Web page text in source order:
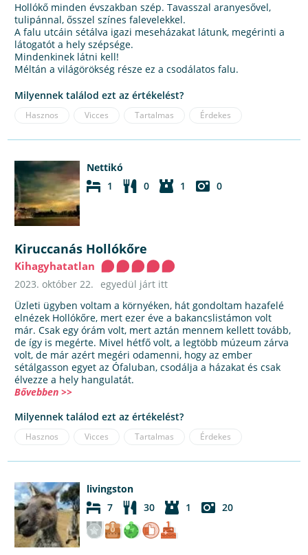
Hollókő minden évszakban szép. Tavasszal aranyesővel,
tulipánnal, ősszel színes falevelekkel.
A falu utcáin sétálva igazi meseházakat látunk, megérinti a
látogatót a hely szépsége.
Mindenkinek látni kell!
Méltán a világörökség része ez a csodálatos falu.
Milyennek találod ezt az értékelést?
Hasznos Vicces Tartalmas Érdekes
Nettikó
1
0 1 0
Kiruccanás Hollókőre
Kihagyhatatlan
2023. október 22.
egyedül járt itt
Üzleti ügyben voltam a környéken, hát gondoltam hazafelé
elnézek Hollókőre, mert ezer éve a bakancslistámon volt
már. Csak egy órám volt, mert aztán mennem kellett tovább,
de így is megérte. Mivel hétfő volt, a legtöbb múzeum zárva
volt, de már azért megéri odamenni, hogy az ember
sétálgasson egyet az Ófaluban, csodálja a házakat és csak
élvezze a hely hangulatát.
Bővebben >>
Milyennek találod ezt az értékelést?
Hasznos Vicces Tartalmas Érdekes
livingston
7
30 1 20